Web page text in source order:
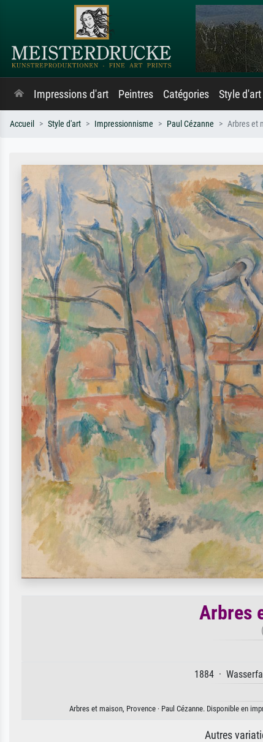
Impressions d'art Peintres Catégories Style d'art
Accueil Style d'art Impressionnisme Paul Cézanne Arbres et
Arbres
1884 ·
Arbres et maison, Provence · Paul Cézanne. Disponible en
Autres